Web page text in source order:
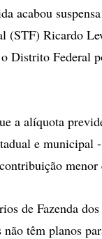
acabou
(STF) Ricardo
Distrito Federal
a alíquota
e municipal
menor
de Fazenda
têm planos